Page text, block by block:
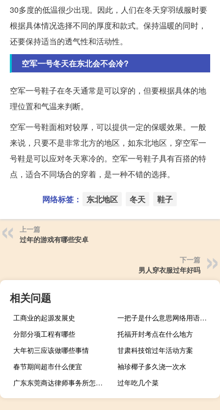
30多度的低温很少出现。因此，人们在冬天穿羽绒服时要
根据具体情况选择不同的厚度和款式。保持温暖的同时，
还要保持适当的透气性和活动性。
空军一号冬天在东北会不会冷?
空军一号鞋子在冬天通常是可以穿的，但要根据具体的地
理位置和气温来判断。
空军一号鞋面相对较厚，可以提供一定的保暖效果。一般
来说，只要不是非常北方的地区，如东北地区，穿空军一
号鞋是可以应对冬天寒冷的。空军一号鞋子具有百搭的特
点，适合不同场合的穿着，是一种不错的选择。
网络标签： 东北地区 冬天 鞋子
上一篇
过年的游戏有哪些安卓
下一篇
男人穿衣服过年好吗
相关问题
工商业的起源发展史
一把子是什么意思网络用语，是什么方言什么梗
分部分项工程有哪些
托福开封考点在什么地方
大年初三应该做哪些事情
甘肃科技馆过年活动方案
春节期间超市什么便宜
袖珍椰子多久浇一次水
广东东莞商达律师事务所怎么样
过年吃几个菜
Landlord攻略